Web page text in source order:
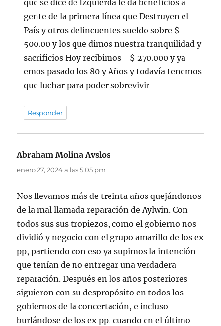
que se dice de Izquierda le da beneficios a
gente de la primera línea que Destruyen el
País y otros delincuentes sueldo sobre $
500.00 y los que dimos nuestra tranquilidad y
sacrificios Hoy recibimos _$ 270.000 y ya
emos pasado los 80 y Años y todavía tenemos
que luchar para poder sobrevivir
Responder
Abraham Molina Avslos
enero 27, 2024 a las 5:05 pm
Nos llevamos más de treinta años quejándonos
de la mal llamada reparación de Aylwin. Con
todos sus sus tropiezos, como el gobierno nos
dividió y negocio con el grupo amarillo de los ex
pp, partiendo con eso ya supimos la intención
que tenían de no entregar una verdadera
reparación. Después en los años posteriores
siguieron con su despropósito en todos los
gobiernos de la concertación, e incluso
burlándose de los ex pp, cuando en el último